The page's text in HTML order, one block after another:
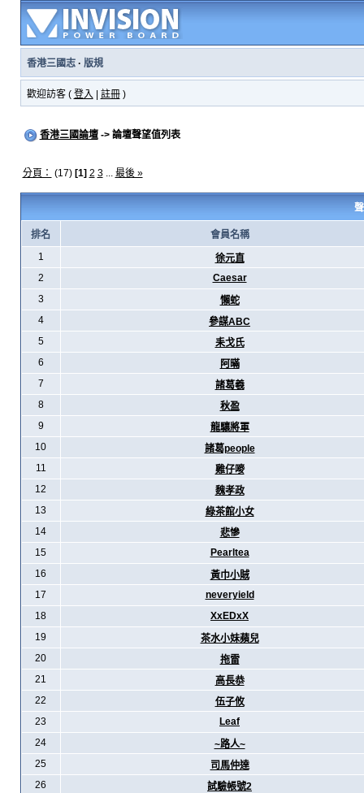
香港三國志· 版規
歡迎訪客 ( 登入 註冊)
香港三國論壇-> 論壇聲望值列表
分頁： (17) [1] 2 3... 最後 »
排名
會員名稱
1
徐元直
2
Caesar
3
懶蛇
4
參謀ABC
5
耒戈氏
6
阿暪
7
諸葛羲
8
秋盈
9
龍驤將軍
10
諸葛people
11
雞仔嘜
12
魏孝政
13
綠茶館小女
14
悲慘
15
Pearltea
16
黃巾小賊
17
neveryield
18
XxEDxX
19
茶水小妹蘋兒
20
拖雷
21
高長恭
22
伍子攸
23
Leaf
24
~路人~
25
司馬仲達
26
試驗帳號2